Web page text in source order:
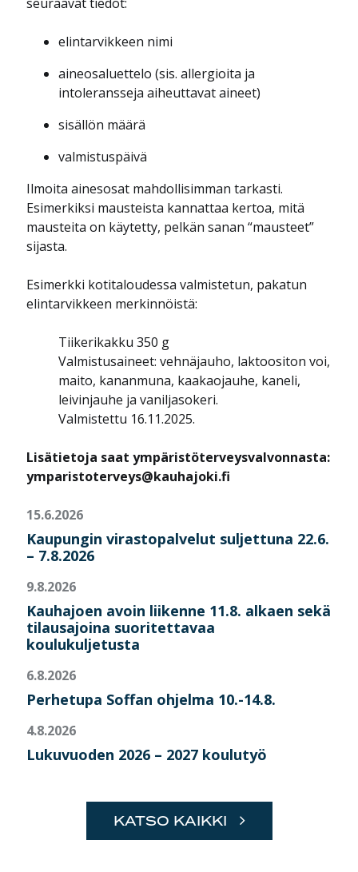
elintarvikkeen nimi
aineosaluettelo (sis. allergioita ja
intoleransseja aiheuttavat aineet)
sisällön määrä
valmistuspäivä
Ilmoita ainesosat mahdollisimman tarkasti.
Esimerkiksi mausteista kannattaa kertoa, mitä
mausteita on käytetty, pelkän sanan “mausteet”
sijasta.
Esimerkki kotitaloudessa valmistetun, pakatun
elintarvikkeen merkinnöistä:
Tiikerikakku 350 g
Valmistusaineet: vehnäjauho, laktoositon voi,
maito, kananmuna, kaakaojauhe, kaneli,
leivinjauhe ja vaniljasokeri.
Valmistettu 16.11.2025.
Lisätietoja saat ympäristöterveysvalvonnasta:
ymparistoterveys@kauhajoki.fi
15.6.2026
Kaupungin virastopalvelut suljettuna 22.6.
– 7.8.2026
9.8.2026
Kauhajoen avoin liikenne 11.8. alkaen sekä
tilausajoina suoritettavaa
koulukuljetusta
6.8.2026
Perhetupa Soffan ohjelma 10.-14.8.
4.8.2026
Lukuvuoden 2026 – 2027 koulutyö
KATSO KAIKKI